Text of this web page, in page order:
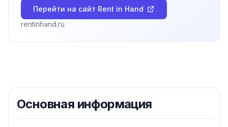
Перейти на сайт Rent in Hand
rentinhand.ru
Основная информация